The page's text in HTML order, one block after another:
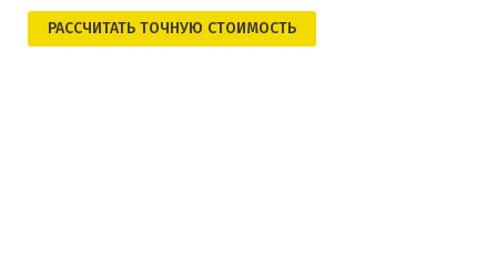
РАСCЧИТАТЬ ТОЧНУЮ СТОИМОСТЬ